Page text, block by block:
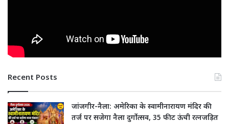
Recent Posts
जांजगीर-नैला: अमेरिका के स्वामीनारायण मंदिर की
तर्ज पर सजेगा नैला दुर्गोत्सव, 35 फीट ऊंची रत्नजड़ित